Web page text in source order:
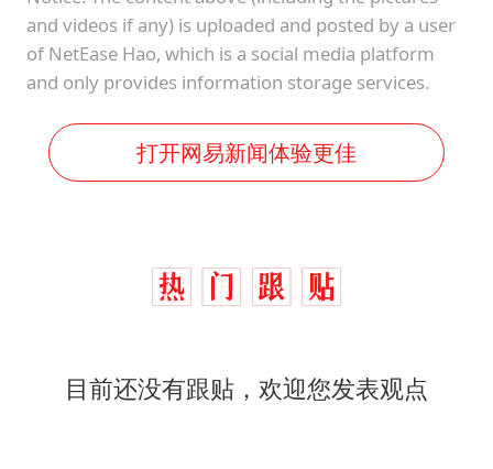
and videos if any) is uploaded and posted by a user
of NetEase Hao, which is a social media platform
and only provides information storage services.
打开网易新闻体验更佳
目前还没有跟贴，欢迎您发表观点